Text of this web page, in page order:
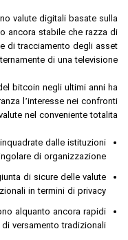
valute digitali basate sulla
ancora stabile che razza di
di tracciamento degli asset
di una televisione.
bitcoin negli ultimi anni ha
l’interesse nei confronti
nel conveniente totalita.
dalle istituzioni
di organizzazione
di sicure delle valute
in termini di privacy
alquanto ancora rapidi
versamento tradizionali